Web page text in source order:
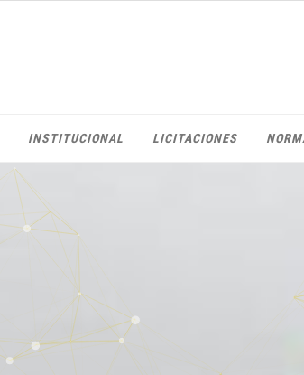
INSTITUCIONAL LICITACIONES